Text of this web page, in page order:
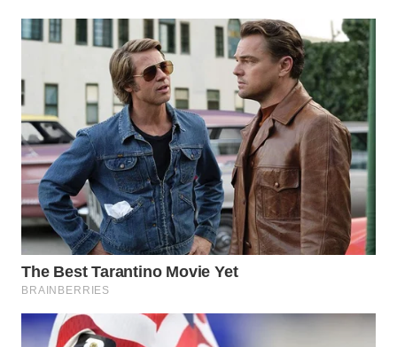
WN
SUMEDANG
WN
CIANJUR
WN
KEPULAUAN
SERIBU
WN
TANGERANG
WN
BINJAI